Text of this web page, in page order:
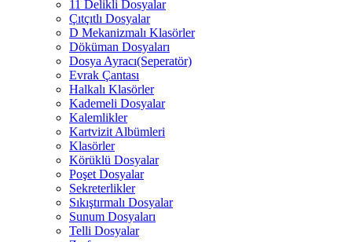
11 Delikli Dosyalar
Çıtçıtlı Dosyalar
D Mekanizmalı Klasörler
Döküman Dosyaları
Dosya Ayracı(Seperatör)
Evrak Çantası
Halkalı Klasörler
Kademeli Dosyalar
Kalemlikler
Kartvizit Albümleri
Klasörler
Körüklü Dosyalar
Poşet Dosyalar
Sekreterlikler
Sıkıştırmalı Dosyalar
Sunum Dosyaları
Telli Dosyalar